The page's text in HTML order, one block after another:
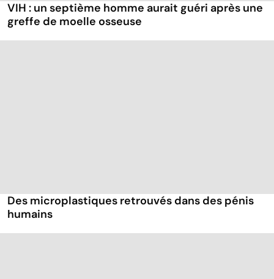
VIH : un septième homme aurait guéri après une
greffe de moelle osseuse
Des microplastiques retrouvés dans des pénis
humains